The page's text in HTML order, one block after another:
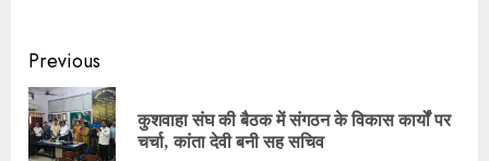
Continue
Reading
Previous
कुशवाहा संघ की बैठक में संगठन के विकास कार्यों पर
चर्चा, कांता देवी बनी सह सचिव